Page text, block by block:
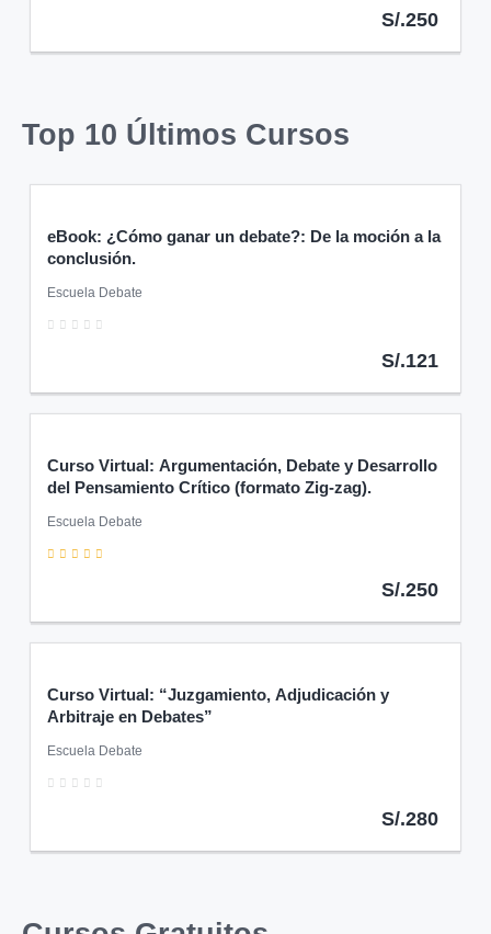
desarrollarán habilidades para argumentar con claridad, refutar
con respeto y pensar críticamente frente a los desafíos actuales.
S/.250
Top 10 Últimos Cursos
eBook: ¿Cómo ganar un debate?: De la moción a la
conclusión.
Escuela Debate
S/.121
Curso Virtual: Argumentación, Debate y Desarrollo
del Pensamiento Crítico (formato Zig-zag).
Escuela Debate
S/.250
Curso Virtual: “Juzgamiento, Adjudicación y
Arbitraje en Debates”
Escuela Debate
S/.280